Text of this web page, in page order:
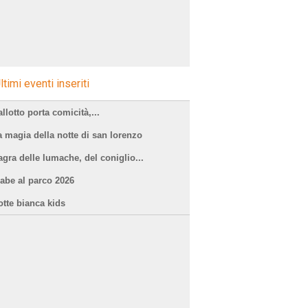
eventi inseriti
porta comicità,...
magia della notte di san lorenzo
delle lumache, del coniglio...
al parco 2026
bianca kids